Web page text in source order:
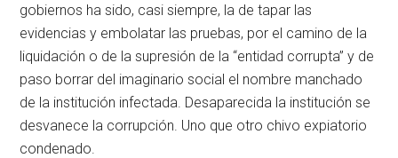
gobiernos ha sido, casi siempre, la de tapar las
evidencias y embolatar las pruebas, por el camino de la
liquidación o de la supresión de la “entidad corrupta” y de
paso borrar del imaginario social el nombre manchado
de la institución infectada. Desaparecida la institución se
desvanece la corrupción. Uno que otro chivo expiatorio
condenado.